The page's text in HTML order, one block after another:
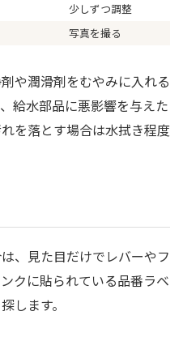
少しずつ調整
写真を撮る
や潤滑剤をむやみに入れる
給水部品に悪影響を与えた
を落とす場合は水拭き程度
、見た目だけでレバーやフ
クに貼られている品番ラベ
します。